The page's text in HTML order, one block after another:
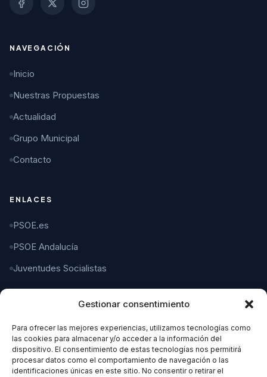
Gestionar consentimiento
Para ofrecer las mejores experiencias, utilizamos tecnologías como
las cookies para almacenar y/o acceder a la información del
dispositivo. El consentimiento de estas tecnologías nos permitirá
procesar datos como el comportamiento de navegación o las
identificaciones únicas en este sitio. No consentir o retirar el
NAVEGACIÓN
Inicio
Nuestras Propuestas
Actualidad
Grupo Municipal
Contacto
ENLACES
PSOE.es
PSOE Andalucía
Juventudes Socialistas
C/ Gaspar del Pino, 4
11004 Cádiz